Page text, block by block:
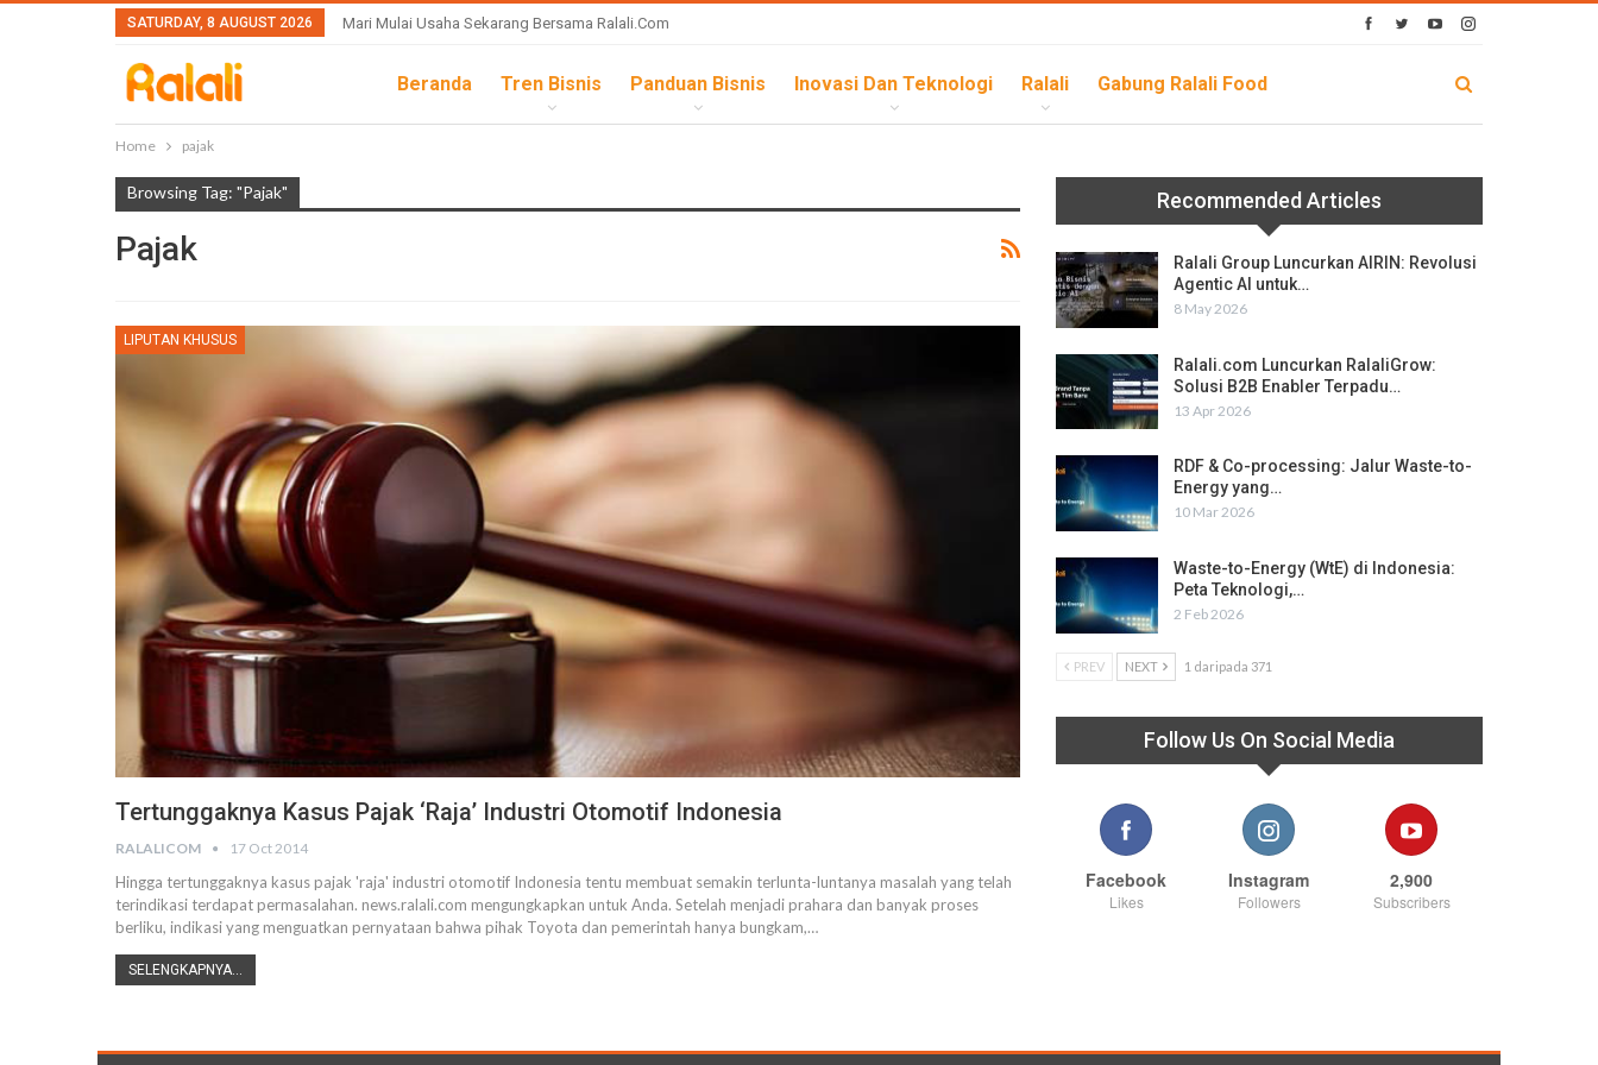
SATURDAY, 8 AUGUST 2026 Mari Mulai Usaha Sekarang Bersama Ralali.com
Beranda Tren Bisnis Panduan Bisnis Inovasi Dan Teknologi Ralali Gabung Ralali Food
Home pajak
Browsing Tag: "pajak"
Pajak
LIPUTAN KHUSUS
Tertunggaknya Kasus Pajak ‘raja’ Industri Otomotif Indonesia
RALALICOM 17 Oct 2014
Hingga tertunggaknya kasus pajak 'raja' industri otomotif Indonesia tentu membuat semakin terlunta-luntanya masalah yang telah
terindikasi terdapat permasalahan. news.ralali.com mengungkapkan untuk Anda. Setelah menjadi prahara dan banyak proses
berliku, indikasi yang menguatkan pernyataan bahwa pihak Toyota dan pemerintah hanya bungkam,…
SELENGKAPNYA...
Recommended Articles
Ralali Group Luncurkan AIRIN: Revolusi
Agentic AI untuk…
8 May 2026
Ralali.com Luncurkan RalaliGrow:
Solusi B2B Enabler Terpadu…
13 Apr 2026
RDF & Co-processing: Jalur Waste-to-
Energy yang…
10 Mar 2026
Waste-to-Energy (WtE) di Indonesia:
Peta Teknologi,…
2 Feb 2026
PREV NEXT 1 daripada 371
Follow Us On Social Media
Facebook
Likes
Instagram
Followers
2,900
Subscribers